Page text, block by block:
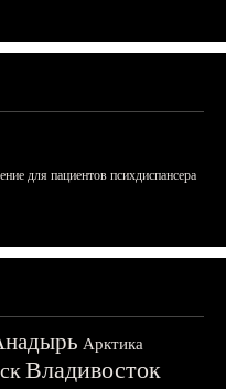
для пациентов психдиспансера
Арктика
Владивосток